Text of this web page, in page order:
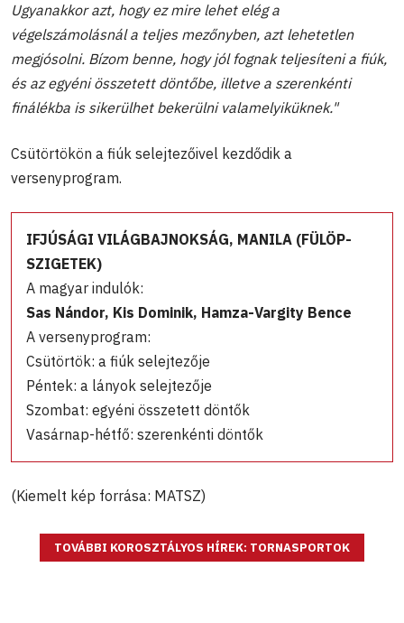
Ugyanakkor azt, hogy ez mire lehet elég a
végelszámolásnál a teljes mezőnyben, azt lehetetlen
megjósolni. Bízom benne, hogy jól fognak teljesíteni a fiúk,
és az egyéni összetett döntőbe, illetve a szerenkénti
finálékba is sikerülhet bekerülni valamelyiküknek."
Csütörtökön a fiúk selejtezőivel kezdődik a
versenyprogram.
IFJÚSÁGI VILÁGBAJNOKSÁG, MANILA (FÜLÖP-
SZIGETEK)
A magyar indulók:
Sas Nándor, Kis Dominik, Hamza-Vargity Bence
A versenyprogram:
Csütörtök: a fiúk selejtezője
Péntek: a lányok selejtezője
Szombat: egyéni összetett döntők
Vasárnap-hétfő: szerenkénti döntők
(Kiemelt kép forrása: MATSZ)
TOVÁBBI KOROSZTÁLYOS HÍREK: TORNASPORTOK